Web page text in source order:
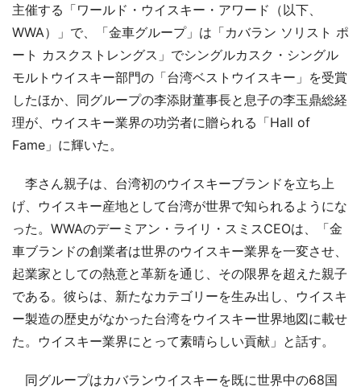
主催する「ワールド・ウイスキー・アワード（以下、
WWA）」で、「金車グループ」は「カバラン ソリスト ポ
ート カスクストレングス」でシングルカスク・シングル
モルトウイスキー部門の「台湾ベストウイスキー」を受賞
したほか、同グループの李添財董事長と息子の李玉鼎総経
理が、ウイスキー業界の功労者に贈られる「Hall of
Fame」に輝いた。
李さん親子は、台湾初のウイスキーブランドを立ち上
げ、ウイスキー産地として台湾が世界で知られるようにな
った。WWAのデーミアン・ライリ・スミスCEOは、「金
車ブランドの創業者は世界のウイスキー業界を一変させ、
起業家としての熱意と革新を通じ、その限界を超えた親子
である。彼らは、新たなカテゴリーを生み出し、ウイスキ
ー製造の歴史がなかった台湾をウイスキー世界地図に載せ
た。ウイスキー業界にとって素晴らしい貢献」と話す。
同グループはカバランウイスキーを既に世界中の68国